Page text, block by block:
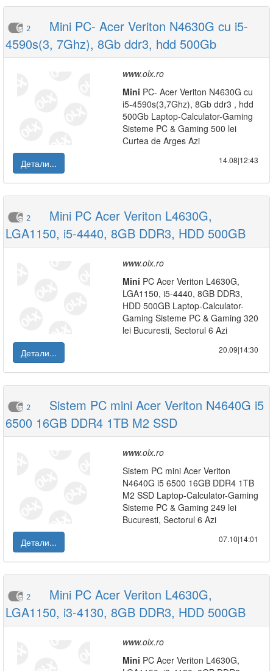
2
Mini PC- Acer Veriton N4630G cu i5-
4590s(3, 7Ghz), 8Gb ddr3, hdd 500Gb
www.olx.ro
Mini PC- Acer Veriton N4630G cu
i5-4590s(3,7Ghz), 8Gb ddr3 , hdd
500Gb Laptop-Calculator-Gaming
Sisteme PC & Gaming 500 lei
Curtea de Arges Azi
Детали...
14.08|12:43
2
Mini PC Acer Veriton L4630G,
LGA1150, i5-4440, 8GB DDR3, HDD 500GB
www.olx.ro
Mini PC Acer Veriton L4630G,
LGA1150, i5-4440, 8GB DDR3,
HDD 500GB Laptop-Calculator-
Gaming Sisteme PC & Gaming 320
lei Bucuresti, Sectorul 6 Azi
Детали...
20.09|14:30
2
Sistem PC mini Acer Veriton N4640G i5
6500 16GB DDR4 1TB M2 SSD
www.olx.ro
Sistem PC mini Acer Veriton
N4640G i5 6500 16GB DDR4 1TB
M2 SSD Laptop-Calculator-Gaming
Sisteme PC & Gaming 249 lei
Bucuresti, Sectorul 6 Azi
Детали...
07.10|14:01
2
Mini PC Acer Veriton L4630G,
LGA1150, i3-4130, 8GB DDR3, HDD 500GB
www.olx.ro
Mini PC Acer Veriton L4630G,